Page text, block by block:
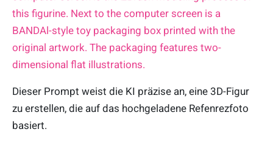
this figurine. Next to the computer screen is a
BANDAl-style toy packaging box printed with the
original artwork. The packaging features two-
dimensional flat illustrations.
Dieser Prompt weist die KI präzise an, eine 3D-Figur
zu erstellen, die auf das hochgeladene Refenrezfoto
basiert.